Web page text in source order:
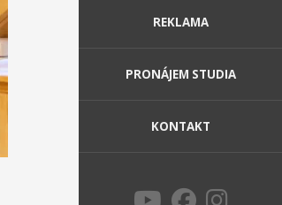
REKLAMA
PRONÁJEM STUDIA
KONTAKT